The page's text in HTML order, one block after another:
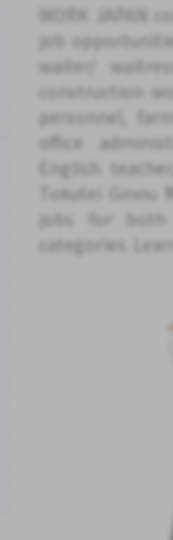
WORK JAPAN
job
waiter/
construction
personnel,
office
English
Tokutei Ginou
jobs for both
categories.